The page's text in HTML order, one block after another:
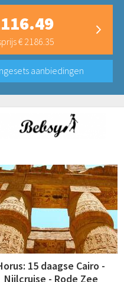
€ 2186.35
aanbiedingen
15 daagse Cairo -
Nijlcruise - Rode Zee